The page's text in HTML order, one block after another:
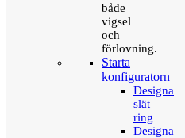
både
vigsel
och
förlovning.
Starta
konfiguratorn
Designa
slät
ring
Designa